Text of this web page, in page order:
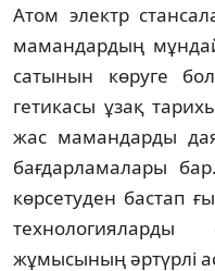
Атом электр
маман­дар­дың
саты­нын көруге
гетикасы ұзақ
жас мамандарды
бағдарламалары
көрсетуден бастап
жұмысының әртүрлі